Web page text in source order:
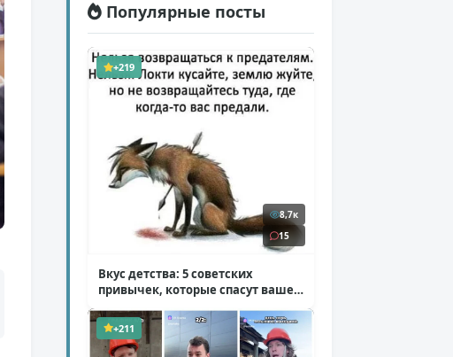
Популярные посты
+219
8,7к
15
Вкус детства: 5 советских
привычек, которые спасут ваше
+211